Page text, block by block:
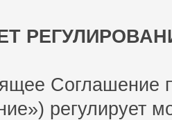
Соглашение
регулирует